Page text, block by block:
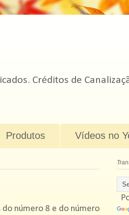
Créditos de
Produtos Vídeos no
número 8 e do número